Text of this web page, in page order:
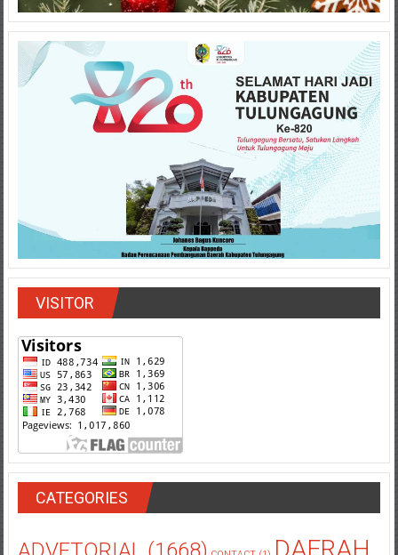
VISITOR
CATEGORIES